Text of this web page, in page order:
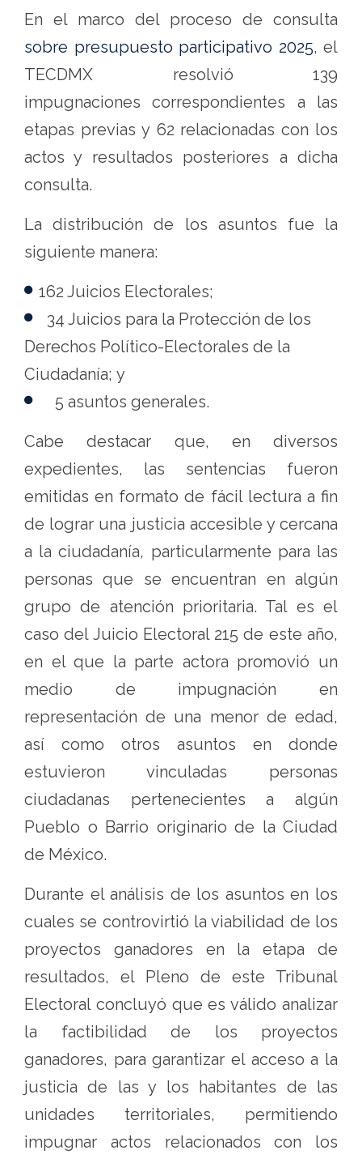
En el marco del proceso de consulta
sobre presupuesto participativo 2025, el
TECDMX resolvió 139
impugnaciones correspondientes a las
etapas previas y 62 relacionadas con los
actos y resultados posteriores a dicha
consulta.
La distribución de los asuntos fue la
siguiente manera:
162 Juicios Electorales;
34 Juicios para la Protección de los
Derechos Político-Electorales de la
Ciudadanía; y
5 asuntos generales.
Cabe destacar que, en diversos
expedientes, las sentencias fueron
emitidas en formato de fácil lectura a fin
de lograr una justicia accesible y cercana
a la ciudadanía, particularmente para las
personas que se encuentran en algún
grupo de atención prioritaria. Tal es el
caso del Juicio Electoral 215 de este año,
en el que la parte actora promovió un
medio de impugnación en
representación de una menor de edad,
así como otros asuntos en donde
estuvieron vinculadas personas
ciudadanas pertenecientes a algún
Pueblo o Barrio originario de la Ciudad
de México.
Durante el análisis de los asuntos en los
cuales se controvirtió la viabilidad de los
proyectos ganadores en la etapa de
resultados, el Pleno de este Tribunal
Electoral concluyó que es válido analizar
la factibilidad de los proyectos
ganadores, para garantizar el acceso a la
justicia de las y los habitantes de las
unidades territoriales, permitiendo
impugnar actos relacionados con los